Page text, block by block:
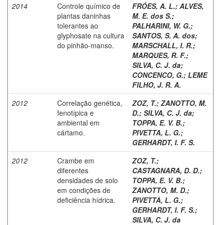
2014
Controle químico de
plantas daninhas
tolerantes ao
glyphosate na cultura
do pinhão-manso.
FRÓES, A. L.; ALVES,
M. E. dos S.;
PALHARINI, W. G.;
SANTOS, S. A. dos;
MARSCHALL, I. R.;
MARQUES, R. F.;
SILVA, C. J. da;
CONCENCO, G.; LEME
FILHO, J. R. A.
2012
Correlação genética,
fenotípica e
ambiental em
cártamo.
ZOZ, T.; ZANOTTO, M.
D.; SILVA, C. J. da;
TOPPA, E. V. B.;
PIVETTA, L. G.;
GERHARDT, I. F. S.
2012
Crambe em
diferentes
densidades de solo
em condições de
deficiência hídrica.
ZOZ, T.;
CASTAGNARA, D. D.;
TOPPA, E. V. B.;
ZANOTTO, M. D.;
PIVETTA, L. G.;
GERHARDT, I. F. S.;
SILVA, C. J. da